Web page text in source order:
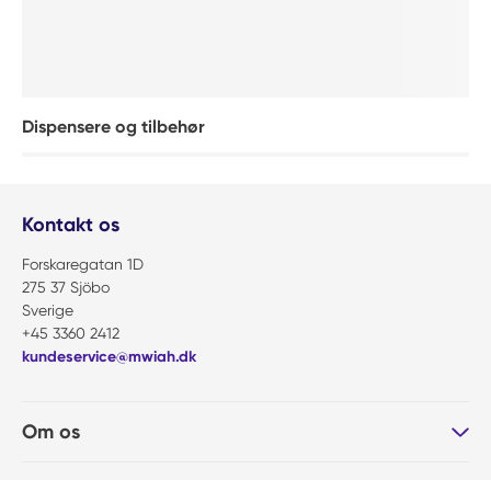
Dispensere og tilbehør
Kontakt os
Forskaregatan 1D
275 37 Sjöbo
Sverige
+45 3360 2412
kundeservice@mwiah.dk
Om os